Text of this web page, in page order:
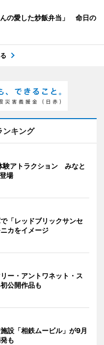
の愛した炒飯弁当」 命日の
ンキング
験アトラクション みなと
場
「レッドブリックサンセ
カをイメージ
ー・アントワネット・ス
公開作品も
設「相鉄ムービル」が9月
も